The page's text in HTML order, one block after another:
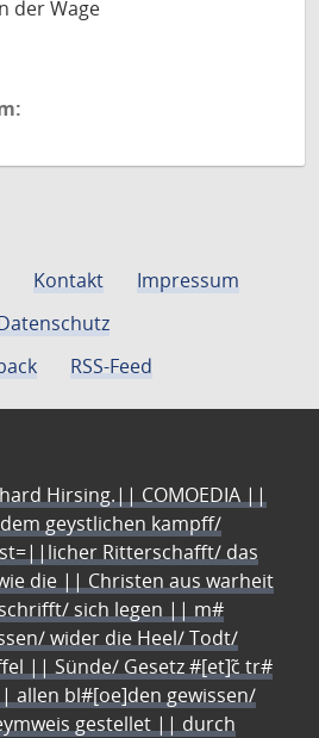
der Wage
Kontakt
Impressum
RSS-Feed
Hirsing.|| COMOEDIA ||
geystlichen kampff/
Ritterschafft/ das
die || Christen aus warheit
sich legen || m#
wider die Heel/ Todt/
|| Sünde/ Gesetz #[et]c̃ tr#
allen bl#[oe]den gewissen/
gestellet || durch